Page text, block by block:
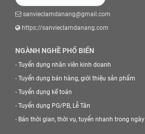
sanvieclamdanang@gmail.com
https://sanvieclamdanang.com
NGÀNH NGHỀ PHỔ BIẾN
- Tuyển dụng nhân viên kinh doanh
- Tuyển dụng bán hàng, giới thiệu sản phẩm
- Tuyển dụng kế toán
- Tuyển dụng PG/PB, Lễ Tân
- Bán thời gian, thời vụ, tuyển nhanh trong ngày